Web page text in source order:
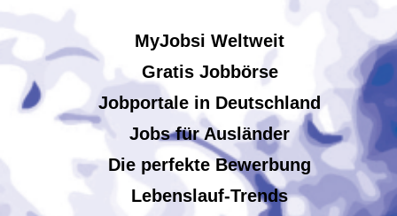
MyJobsi Weltweit
Gratis Jobbörse
Jobportale in Deutschland
Jobs für Ausländer
Die perfekte Bewerbung
Lebenslauf-Trends